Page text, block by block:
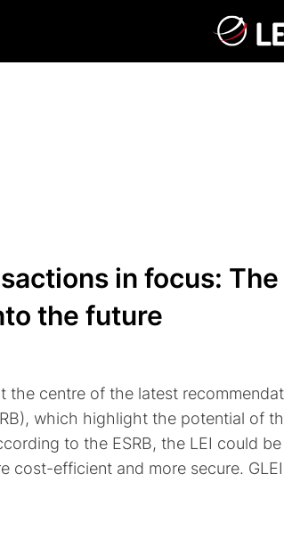
in focus: The
the future
the centre of the latest
which highlight the potential of
to the ESRB, the LEI could
cost-efficient and more secure.